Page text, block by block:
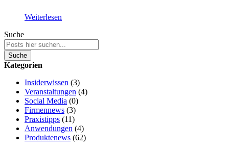
Weiterlesen
Suche
Suche
Kategorien
Insiderwissen (3)
Veranstaltungen (4)
Social Media (0)
Firmennews (3)
Praxistipps (11)
Anwendungen (4)
Produktenews (62)